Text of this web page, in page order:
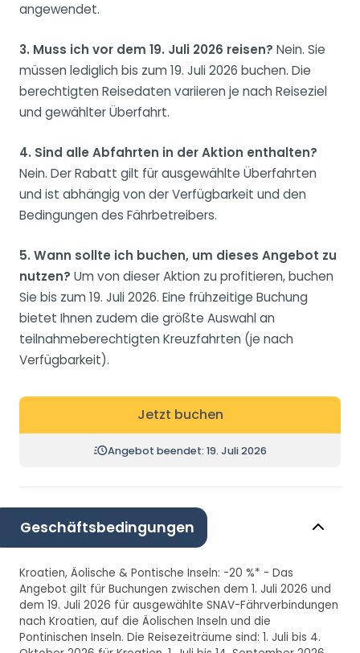
angewendet.
3. Muss ich vor dem 19. Juli 2026 reisen? Nein. Sie
müssen lediglich bis zum 19. Juli 2026 buchen. Die
berechtigten Reisedaten variieren je nach Reiseziel
und gewählter Überfahrt.
4. Sind alle Abfahrten in der Aktion enthalten?
Nein. Der Rabatt gilt für ausgewählte Überfahrten
und ist abhängig von der Verfügbarkeit und den
Bedingungen des Fährbetreibers.
5. Wann sollte ich buchen, um dieses Angebot zu
nutzen? Um von dieser Aktion zu profitieren, buchen
Sie bis zum 19. Juli 2026. Eine frühzeitige Buchung
bietet Ihnen zudem die größte Auswahl an
teilnahmeberechtigten Kreuzfahrten (je nach
Verfügbarkeit).
Jetzt buchen
Angebot beendet: 19. Juli 2026
Geschäftsbedingungen
Kroatien, Äolische & Pontische Inseln: -20 %* - Das
Angebot gilt für Buchungen zwischen dem 1. Juli 2026 und
dem 19. Juli 2026 für ausgewählte SNAV-Fährverbindungen
nach Kroatien, auf die Äolischen Inseln und die
Pontinischen Inseln. Die Reisezeiträume sind: 1. Juli bis 4.